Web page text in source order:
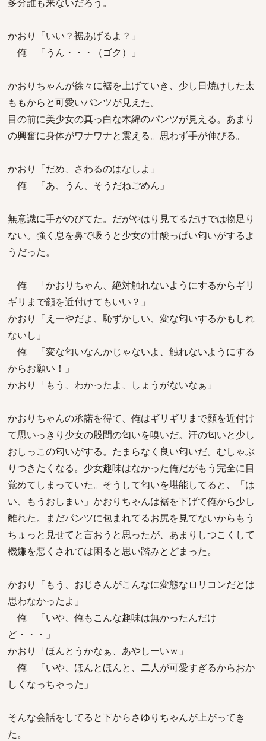
かおり「いい？裾あげるよ？」
俺 「うん・・・（ゴク）」
かおりちゃんが徐々に裾を上げていき、少し日焼けした太
ももからと可愛いパンツが見えた。
目の前に美少女の真っ白な木綿のパンツが見える。あまり
の興奮に身体がワナワナと震える。思わず手が伸びる。
かおり「だめ、さわるのはなしよ」
俺 「あ、うん、そうだねごめん」
無意識に手がのびてた。だがやはり見てるだけでは物足り
ない。強く息を鼻で吸うと少女の甘酸っぱい匂いがするよ
うだった。
俺 「かおりちゃん、絶対触れないようにするからギリ
ギリまで顔を近付けてもいい？」
かおり「えーやだよ、恥ずかしい、変な匂いするかもしれ
ないし」
俺 「変な匂いなんかじゃないよ、触れないようにする
からお願い！」
かおり「もう、わかったよ、しょうがないなぁ」
かおりちゃんの承諾を得て、俺はギリギリまで顔を近付け
て思いっきり少女の股間の匂いを嗅いだ。汗の匂いと少し
おしっこの匂いがする。たまらなく良い匂いだ。むしゃぶ
りつきたくなる。少女趣味はなかった俺だがもう完全に目
覚めてしまっていた。そうして匂いを堪能してると、「は
い、もうおしまい」かおりちゃんは裾を下げて俺から少し
離れた。まだパンツに包まれてるお尻を見てないからもう
ちょっと見せてと言おうと思ったが、あまりしつこくして
機嫌を悪くされては困ると思い踏みとどまった。
かおり「もう、おじさんがこんなに変態なロリコンだとは
思わなかったよ」
俺 「いや、俺もこんな趣味は無かったんだけ
ど・・・」
かおり「ほんとうかなぁ、あやしーいｗ」
俺 「いや、ほんとほんと、二人が可愛すぎるからおか
しくなっちゃった」
そんな会話をしてると下からさゆりちゃんが上がってき
た。